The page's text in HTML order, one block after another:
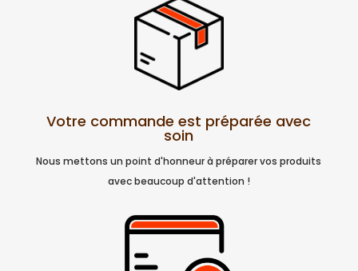
Votre commande est préparée avec
soin
Nous mettons un point d'honneur à préparer vos produits
avec beaucoup d'attention !